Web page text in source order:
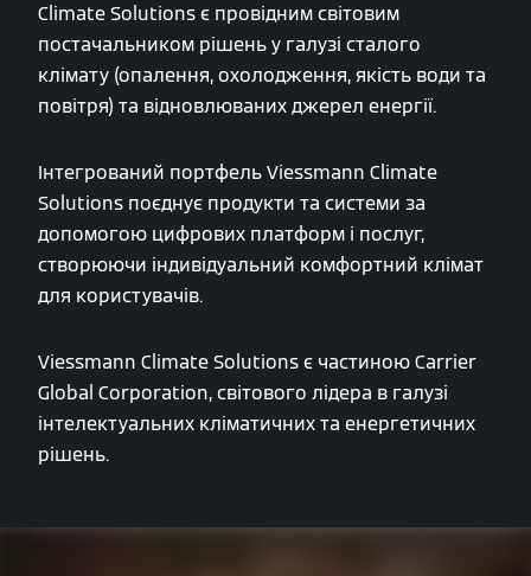
Climate Solutions є провідним світовим
постачальником рішень у галузі сталого
клімату (опалення, охолодження, якість води та
повітря) та відновлюваних джерел енергії.
Інтегрований портфель Viessmann Climate
Solutions поєднує продукти та системи за
допомогою цифрових платформ і послуг,
створюючи індивідуальний комфортний клімат
для користувачів.
Viessmann Climate Solutions є частиною Carrier
Global Corporation, світового лідера в галузі
інтелектуальних кліматичних та енергетичних
рішень.